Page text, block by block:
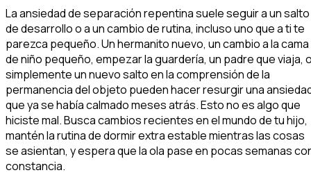
La ansiedad de separación repentina suele seguir a un salto
de desarrollo o a un cambio de rutina, incluso uno que a ti te
parezca pequeño. Un hermanito nuevo, un cambio a la cama
de niño pequeño, empezar la guardería, un padre que viaja,
simplemente un nuevo salto en la comprensión de la
permanencia del objeto pueden hacer resurgir una
que ya se había calmado meses atrás. Esto no es algo que
hiciste mal. Busca cambios recientes en el mundo de tu hijo,
mantén la rutina de dormir extra estable mientras las cosas
se asientan, y espera que la ola pase en pocas semanas
constancia.